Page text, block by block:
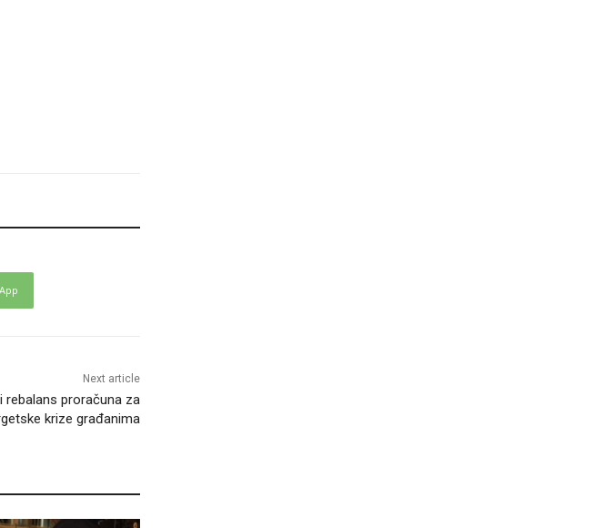
Next article
rebalans proračuna za
krize građanima